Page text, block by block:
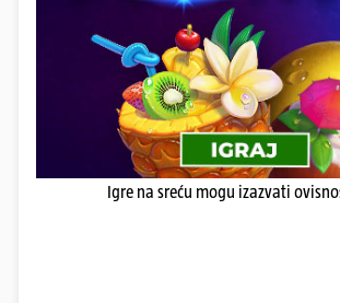
Igre na sreću mogu izazvati